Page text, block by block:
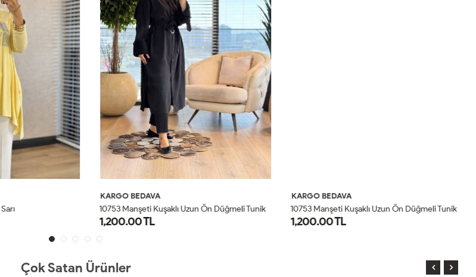
KARGO BEDAVA
1,200.00 TL
KARGO BEDAVA
1,200.00 TL
Çok Satan Ürünler